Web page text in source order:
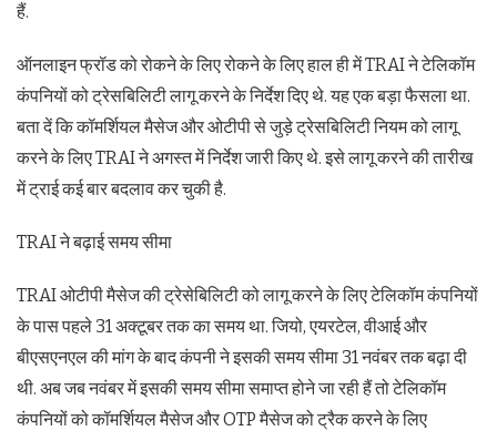
हैं.
ऑनलाइन फ्रॉड को रोकने के लिए रोकने के लिए हाल ही में TRAI ने टेलिकॉम
कंपनियों को ट्रेसबिलिटी लागू करने के निर्देश दिए थे. यह एक बड़ा फैसला था.
बता दें कि कॉमर्शियल मैसेज और ओटीपी से जुड़े ट्रेसबिलिटी नियम को लागू
करने के लिए TRAI ने अगस्त में निर्देश जारी किए थे. इसे लागू करने की तारीख
में ट्राई कई बार बदलाव कर चुकी है.
TRAI ने बढ़ाई समय सीमा
TRAI ओटीपी मैसेज की ट्रेसेबिलिटी को लागू करने के लिए टेलिकॉम कंपनियों
के पास पहले 31 अक्टूबर तक का समय था. जियो, एयरटेल, वीआई और
बीएसएनएल की मांग के बाद कंपनी ने इसकी समय सीमा 31 नवंबर तक बढ़ा दी
थी. अब जब नवंबर में इसकी समय सीमा समाप्त होने जा रही हैं तो टेलिकॉम
कंपनियों को कॉमर्शियल मैसेज और OTP मैसेज को ट्रैक करने के लिए